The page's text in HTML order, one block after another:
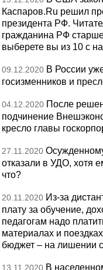
Каспаров.Ru решил
президента РФ.
гражданина РФ
выберете вы из 10 с
09.12.2020 В России
госизменников и
04.12.2020 После
подчинение
кресло главы
27.11.2020
отказали в УДО, хотя
что?
20.11.2020 Из-за
плату за обучение,
педагогам надо
материалах и
бюджет – на лишении
13.11.2020 В